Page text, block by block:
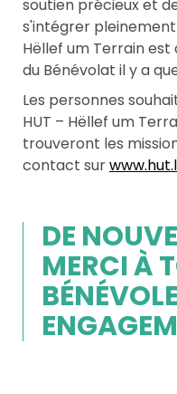
soutien précieux et
s'intégrer
Hëllef um Terrain est
du Bénévolat il y a
Les personnes
HUT – Hëllef um
trouveront les
contact sur
DE
MERCI À